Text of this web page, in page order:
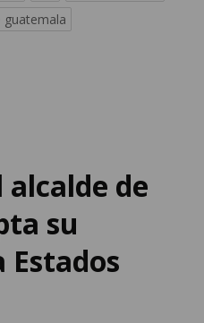
guatemala
de
su